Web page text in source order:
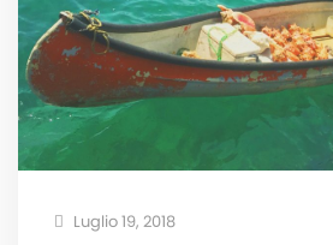
Luglio 19, 2018